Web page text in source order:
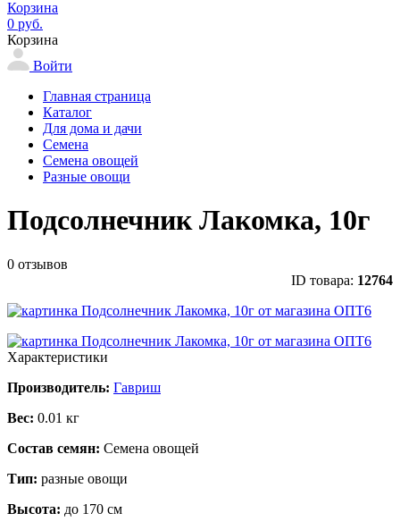
Корзина
0 руб.
Корзина
Войти
Главная страница
Каталог
Для дома и дачи
Семена
Семена овощей
Разные овощи
Подсолнечник Лакомка, 10г
0 отзывов
ID товара: 12764
Характеристики
Производитель: Гавриш
Вес: 0.01 кг
Состав семян: Семена овощей
Тип: разные овощи
Высота: до 170 см